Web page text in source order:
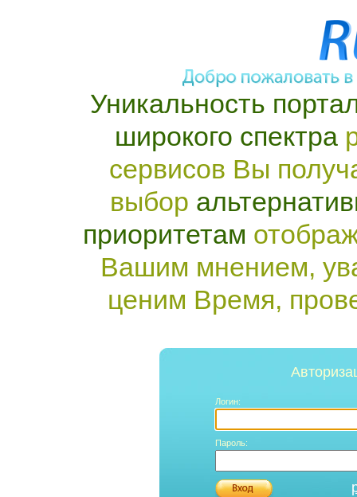
Уникальность
широкого спектра
сервисов Вы
выбор
приоритетам
Вашим мнением,
ценим Время,
Логин:
Пароль: